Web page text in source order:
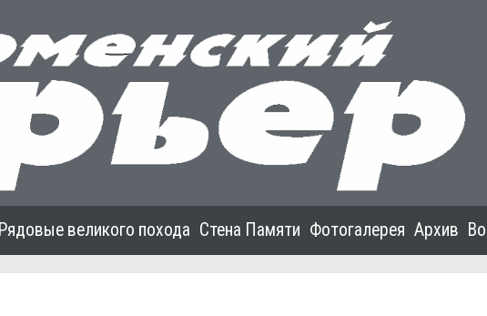
Рядовые великого похода Стена Памяти Фотогалерея Архив